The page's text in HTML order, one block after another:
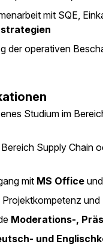
mit SQE,
der operativen
Studium im
Supply Chain
mit MS Office
und
Moderations-,
und